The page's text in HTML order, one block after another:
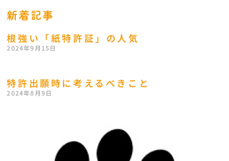
新着記事
根強い「紙特許証」の人気
2024年9月15日
特許出願時に考えるべきこと
2024年8月9日